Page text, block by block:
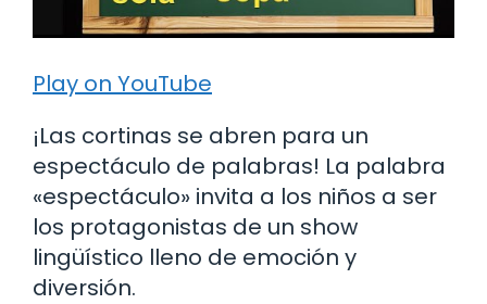
Play on YouTube
¡Las cortinas se abren para un
espectáculo de palabras! La palabra
«espectáculo» invita a los niños a ser
los protagonistas de un show
lingüístico lleno de emoción y
diversión.